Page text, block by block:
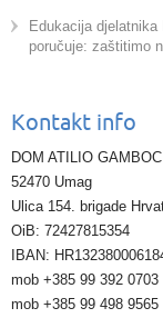
Edukacija djelatnika
poručuje: zaštitimo
Kontakt info
DOM ATILIO GAMBOC
52470 Umag
Ulica 154. brigade
OiB: 72427815354
IBAN:
mob +385 99 392 0703
mob +385 99 498 9565